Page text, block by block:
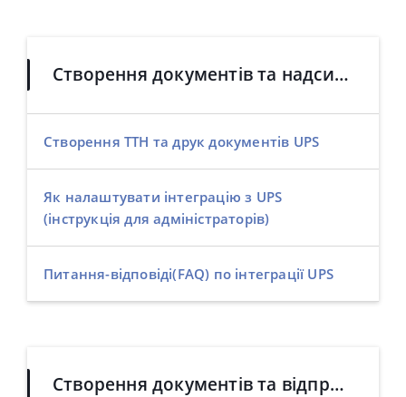
Створення документів та надсилання посилок UPS
Створення ТТН та друк документів UPS
Як налаштувати інтеграцію з UPS
(інструкція для адміністраторів)
Питання-відповіді(FAQ) по інтеграції UPS
Створення документів та відправлення посилок DHL